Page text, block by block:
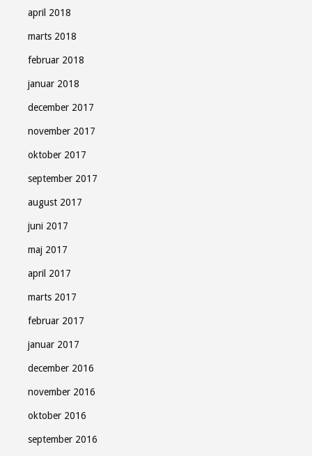
april 2018
marts 2018
februar 2018
januar 2018
december 2017
november 2017
oktober 2017
september 2017
august 2017
juni 2017
maj 2017
april 2017
marts 2017
februar 2017
januar 2017
december 2016
november 2016
oktober 2016
september 2016